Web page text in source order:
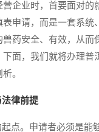
企业时，首要面对的
申请，而是一套系统
兽药安全、有效，从而
面，我们就将办理普
。
律前提
。申请者必须是能